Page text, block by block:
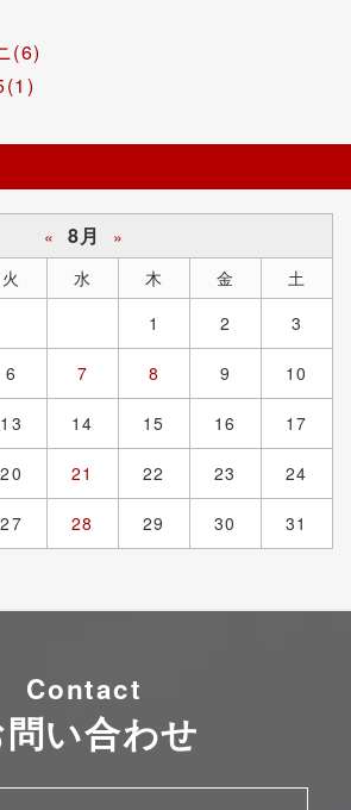
(6)
« 8月
»
火 水 木 金
土
1
2 3
6 7 8 9 10
13 14 15 16 17
20 21 22 23 24
27 28 29 30 31
Contact
い合わせ